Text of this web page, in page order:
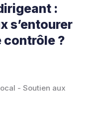
:
s’entourer
contrôle ?
- Soutien aux